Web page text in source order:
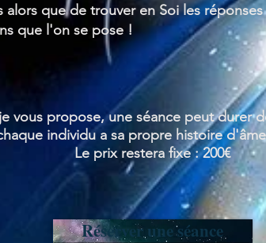
que de trouver en Soi les réponses
que l'on se pose !
vous propose, une séance peut durer
individu a sa propre histoire
Le prix restera fixe : 200€
Réserver une séance